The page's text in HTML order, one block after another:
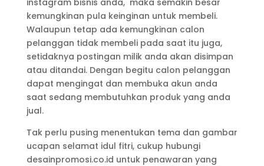
instagram bisnis anda, maka semakin besar
kemungkinan pula keinginan untuk membeli.
Walaupun tetap ada kemungkinan calon
pelanggan tidak membeli pada saat itu juga,
setidaknya postingan milik anda akan disimpan
atau ditandai. Dengan begitu calon pelanggan
dapat mengingat dan membuka akun anda
saat sedang membutuhkan produk yang anda
jual.
Tak perlu pusing menentukan tema dan gambar
ucapan selamat idul fitri, cukup hubungi
desainpromosi.co.id untuk penawaran yang